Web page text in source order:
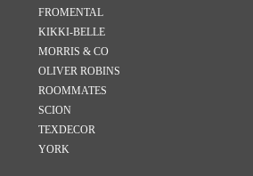
FROMENTAL
KIKKI-BELLE
MORRIS & CO
OLIVER ROBINS
ROOMMATES
SCION
TEXDECOR
YORK